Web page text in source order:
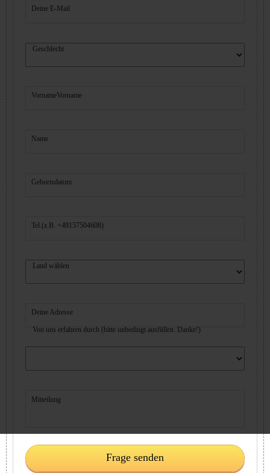
Deine E-Mail
Geschlecht
VornameVorname
Name
Geburtsdatum
Tel.(z.B. +49157504608)
Land wählen
Deine Adresse
Von uns erfahren durch (bitte unbedingt ausfüllen. Danke!)
Mitteilung
Frage senden